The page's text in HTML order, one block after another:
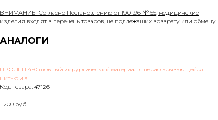
ВНИМАНИЕ! Согласно Постановлению от 19.01.96 № 55, медицинские
изделия входят в перечень товаров, не подлежащих возврату или обмену.
АНАЛОГИ
ПРОЛЕН 4-0 шовный хирургический материал с нерассасывающейся
нитью и а...
Код товара: 47126
1 200 руб